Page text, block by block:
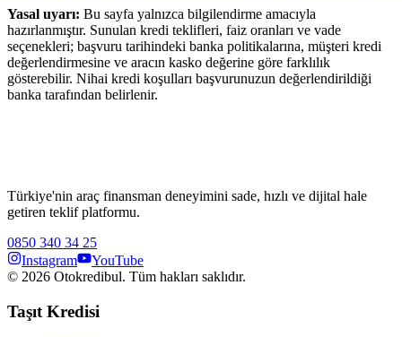
Yasal uyarı: Bu sayfa yalnızca bilgilendirme amacıyla
hazırlanmıştır. Sunulan kredi teklifleri, faiz oranları ve vade
seçenekleri; başvuru tarihindeki banka politikalarına, müşteri kredi
değerlendirmesine ve aracın kasko değerine göre farklılık
gösterebilir. Nihai kredi koşulları başvurunuzun değerlendirildiği
banka tarafından belirlenir.
Türkiye'nin araç finansman deneyimini sade, hızlı ve dijital hale
getiren teklif platformu.
0850 340 34 25
Instagram
YouTube
© 2026 Otokredibul. Tüm hakları saklıdır.
Taşıt Kredisi